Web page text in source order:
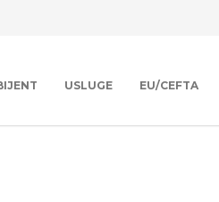
USLUGE EU/CEFTA